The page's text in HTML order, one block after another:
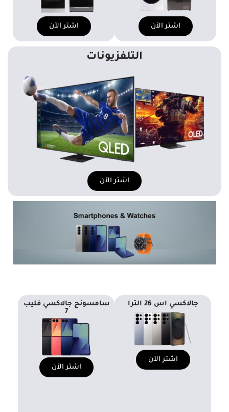
اشتر الآن اشتر الآن
التلفزيونات
اشتر الآن
جالاكسي اس 26 الترا
اشتر الآن
سامسونج جالاكسي فليب
7
اشتر الآن